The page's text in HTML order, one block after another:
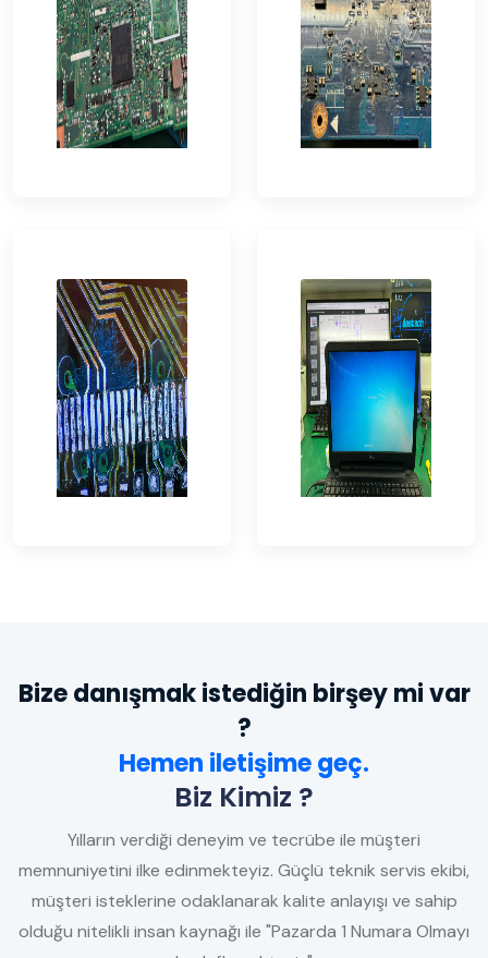
Bize danışmak istediğin birşey mi var
?
Hemen iletişime geç.
Biz Kimiz ?
Yılların verdiği deneyim ve tecrübe ile müşteri
memnuniyetini ilke edinmekteyiz. Güçlü teknik servis ekibi,
müşteri isteklerine odaklanarak kalite anlayışı ve sahip
olduğu nitelikli insan kaynağı ile "Pazarda 1 Numara Olmayı